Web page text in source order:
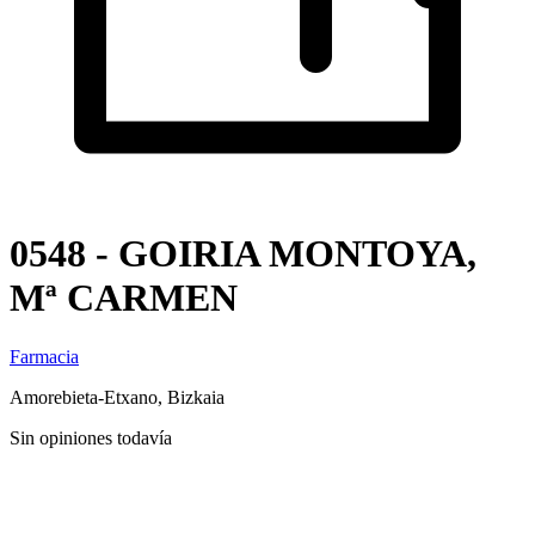
0548 - GOIRIA MONTOYA,
Mª CARMEN
Farmacia
Amorebieta-Etxano, Bizkaia
Sin opiniones todavía